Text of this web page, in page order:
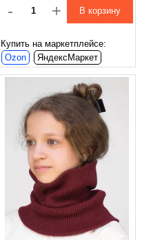
- + В корзину
Купить на маркетплейсе:
Ozon
ЯндексМаркет